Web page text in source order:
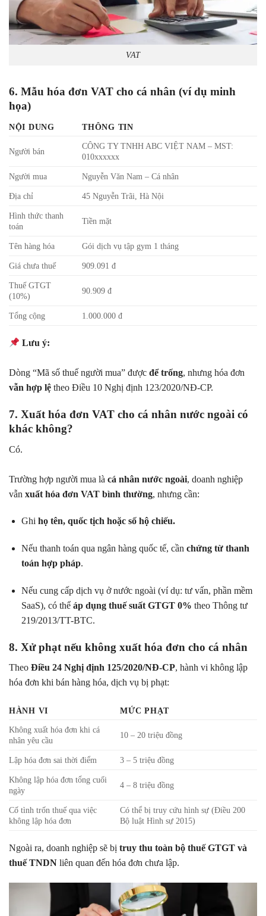
VAT
6. Mẫu hóa đơn VAT cho cá nhân (ví dụ minh
họa)
NỘI DUNG THÔNG TIN
Người bán
CÔNG TY TNHH ABC VIỆT NAM – MST:
010xxxxxx
Người mua Nguyễn Văn Nam – Cá nhân
Địa chỉ 45 Nguyễn Trãi, Hà Nội
Hình thức thanh
toán
Tiền mặt
Tên hàng hóa Gói dịch vụ tập gym 1 tháng
Giá chưa thuế 909.091 đ
Thuế GTGT
(10%)
90.909 đ
Tổng cộng 1.000.000 đ
Lưu ý:
Dòng “Mã số thuế người mua” được để trống, nhưng hóa đơn
vẫn hợp lệ theo Điều 10 Nghị định 123/2020/NĐ-CP.
7. Xuất hóa đơn VAT cho cá nhân nước ngoài có
khác không?
Có.
Trường hợp người mua là cá nhân nước ngoài, doanh nghiệp
vẫn xuất hóa đơn VAT bình thường, nhưng cần:
Ghi họ tên, quốc tịch hoặc số hộ chiếu.
Nếu thanh toán qua ngân hàng quốc tế, cần chứng từ thanh
toán hợp pháp.
Nếu cung cấp dịch vụ ở nước ngoài (ví dụ: tư vấn, phần mềm
SaaS), có thể áp dụng thuế suất GTGT 0% theo Thông tư
219/2013/TT-BTC.
8. Xử phạt nếu không xuất hóa đơn cho cá nhân
Theo Điều 24 Nghị định 125/2020/NĐ-CP, hành vi không lập
hóa đơn khi bán hàng hóa, dịch vụ bị phạt:
HÀNH VI
MỨC PHẠT
Không xuất hóa đơn khi cá
nhân yêu cầu
10 – 20 triệu đồng
Lập hóa đơn sai thời điểm 3 – 5 triệu đồng
Không lập hóa đơn tổng cuối
ngày
4 – 8 triệu đồng
Cố tình trốn thuế qua việc
không lập hóa đơn
Có thể bị truy cứu hình sự (Điều 200
Bộ luật Hình sự 2015)
Ngoài ra, doanh nghiệp sẽ bị truy thu toàn bộ thuế GTGT và
thuế TNDN liên quan đến hóa đơn chưa lập.